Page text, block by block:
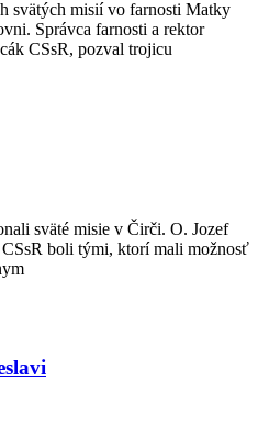
svätých misií vo farnosti Matky
Správca farnosti a rektor
CSsR, pozval trojicu
sväté misie v Čirči. O. Jozef
boli tými, ktorí mali možnosť